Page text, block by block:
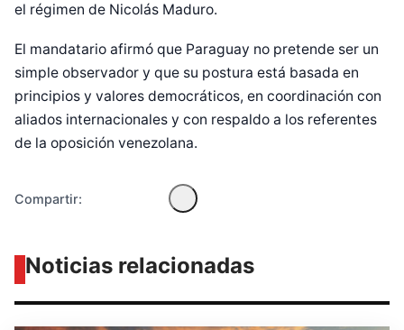
el régimen de Nicolás Maduro.
El mandatario afirmó que Paraguay no pretende ser un
simple observador y que su postura está basada en
principios y valores democráticos, en coordinación con
aliados internacionales y con respaldo a los referentes
de la oposición venezolana.
Compartir:
Diseñado por Shiro
Noticias relacionadas